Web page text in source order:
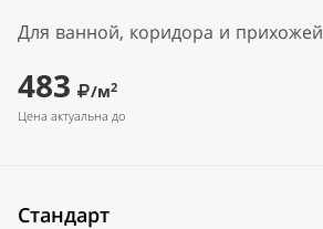
Для ванной, коридора и прихожей
483 /м2
Цена актуальна до
Стандарт